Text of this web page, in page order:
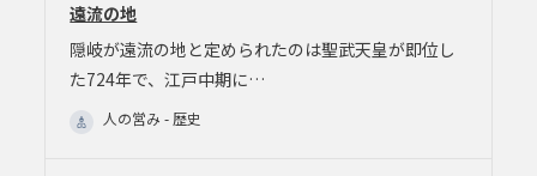
遠流の地
隠岐が遠流の地と定められたのは聖武天皇が即位し
た724年で、江戸中期に…
人の営み - 歴史